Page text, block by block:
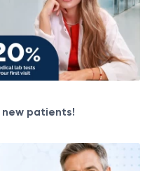
patients!